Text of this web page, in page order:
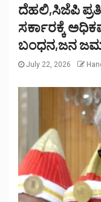
ದೆಹಲಿ,ಸಿಜೆಪಿ
ಸರ್ಕಾರಕ್ಕೆ
ಬಂಧನ,ಜನ
July 22, 2026